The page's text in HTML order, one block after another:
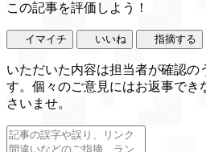
この記事を評価しよう！
イマイチ いいね 指摘する
いただいた内容は担当者が確認の
す。個々のご意見にはお返事でき
さいませ。